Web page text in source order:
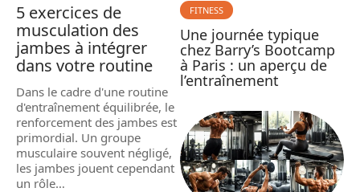
5 exercices de
musculation des
jambes à intégrer
dans votre routine
Dans le cadre d'une routine
d'entraînement équilibrée, le
renforcement des jambes est
primordial. Un groupe
musculaire souvent négligé,
les jambes jouent cependant
un rôle…
FITNESS
Une journée typique
chez Barry’s Bootcamp
à Paris : un aperçu de
l’entraînement